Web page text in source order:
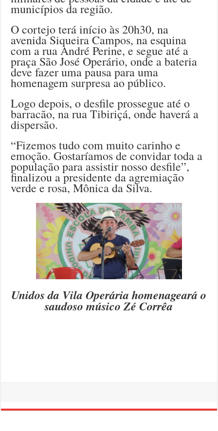
municípios da região.
O cortejo terá início às 20h30, na
avenida Siqueira Campos, na esquina
com a rua André Perine, e segue até a
praça São José Operário, onde a bateria
deve fazer uma pausa para uma
homenagem surpresa ao público.
Logo depois, o desfile prossegue até o
barracão, na rua Tibiriçá, onde haverá a
dispersão.
“Fizemos tudo com muito carinho e
emoção. Gostaríamos de convidar toda a
população para assistir nosso desfile”,
finalizou a presidente da agremiação
verde e rosa, Mônica da Silva.
Unidos da Vila Operária homenageará o
saudoso músico Zé Corrêa